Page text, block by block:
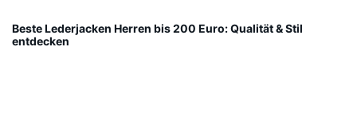
Beste Lederjacken Herren bis 200 Euro: Qualität & Stil
entdecken